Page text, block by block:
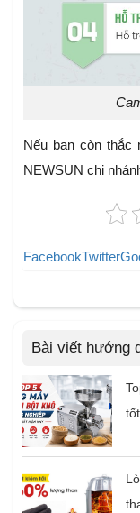
Nếu bạn còn thắc
NEWSUN chi
FacebookTwitter
Bài viết hướng